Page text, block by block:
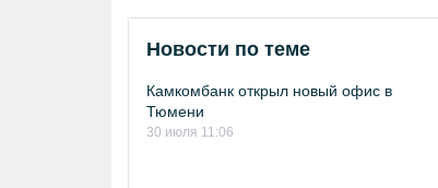
Новости по теме
Камкомбанк открыл новый офис в
Тюмени
30 июля 11:06